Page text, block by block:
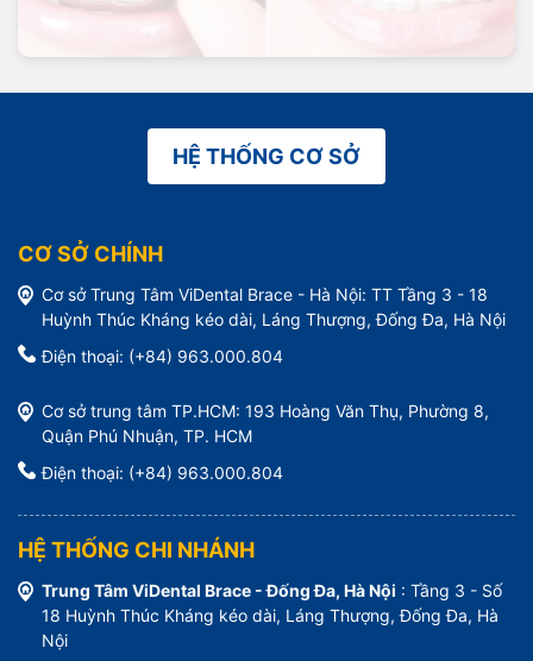
HỆ THỐNG CƠ SỞ
CƠ SỞ CHÍNH
Cơ sở Trung Tâm ViDental Brace - Hà Nội: TT Tầng 3 - 18
Huỳnh Thúc Kháng kéo dài, Láng Thượng, Đống Đa, Hà Nội
Điện thoại: (+84) 963.000.804
Cơ sở trung tâm TP.HCM: 193 Hoàng Văn Thụ, Phường 8,
Quận Phú Nhuận, TP. HCM
Điện thoại: (+84) 963.000.804
HỆ THỐNG CHI NHÁNH
Trung Tâm ViDental Brace - Đống Đa, Hà Nội : Tầng 3 - Số
18 Huỳnh Thúc Kháng kéo dài, Láng Thượng, Đống Đa, Hà
Nội